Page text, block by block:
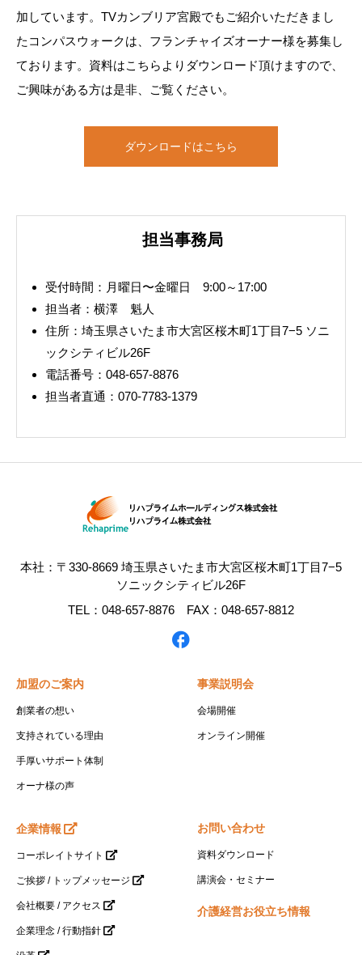
加しています。TVカンブリア宮殿でもご紹介いただきまし
たコンパスウォークは、フランチャイズオーナー様を募集し
ております。資料はこちらよりダウンロード頂けますので、
ご興味がある方は是非、ご覧ください。
ダウンロードはこちら
担当事務局
受付時間：月曜日〜金曜日 9:00～17:00
担当者：横澤 魁人
住所：埼玉県さいたま市大宮区桜木町1丁目7−5 ソニ
ックシティビル26F
電話番号：048-657-8876
担当者直通：070-7783-1379
本社：〒330-8669 埼玉県さいたま市大宮区桜木町1丁目7−5
ソニックシティビル26F
TEL：048-657-8876 FAX：048-657-8812
加盟のご案内
創業者の想い
支持されている理由
手厚いサポート体制
オーナ様の声
事業説明会
会場開催
オンライン開催
企業情報
コーポレイトサイト
ご挨拶 / トップメッセージ
会社概要 / アクセス
企業理念 / 行動指針
お問い合わせ
資料ダウンロード
講演会・セミナー
介護経営お役立ち情報